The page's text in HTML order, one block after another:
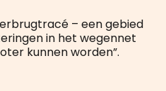
– een gebied
in het wegennet
kunnen worden”.